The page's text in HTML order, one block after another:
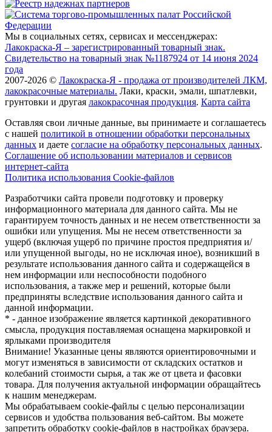
Мы в социальных сетях, сервисах и мессенджерах:
Лакокраска-Я – зарегистрированный товарный знак.
Свидетельство на товарный знак №1187924 от 14 июня 2024
года
2007-2026 © Лакокраска-Я - продажа от производителей ЛКМ,
лакокрасочные материалы. Лаки, краски, эмали, шпатлевки,
грунтовки и другая лакокрасочная продукция. Карта сайта
Оставляя свои личные данные, вы принимаете и соглашаетесь
с нашей политикой в отношении обработки персональных
данных и даете cогласие на обработку персональных данных.
Соглашение об использовании материалов и сервисов
интернет-сайта
Политика использования Cookie-файлов
Разработчики сайта провели подготовку и проверку
информационного материала для данного сайта. Мы не
гарантируем точность данных и не несем ответственности за
ошибки или упущения. Мы не несем ответственности за
ущерб (включая ущерб по причине простоя предприятия и/
или упущенной выгоды, но не исключая иное), возникший в
результате использования данного сайта и содержащейся в
нем информации или неспособности подобного
использования, а также мер и решений, которые были
предприняты вследствие использования данного сайта и
данной информации.
* - данное изображение является картинкой декоративного
смысла, продукция поставляемая оснащена маркировкой и
ярлыками производителя
Внимание! Указанные цены являются ориентировочными и
могут изменяться в зависимости от складских остатков и
колебаний стоимости сырья, а так же от цвета и фасовки
товара. Для получения актуальной информации обращайтесь
к нашим менеджерам.
Мы обрабатываем cookie-файлы с целью персонализации
сервисов и удобства пользования веб-сайтом. Вы можете
запретить обработку cookie-файлов в настройках браузера.